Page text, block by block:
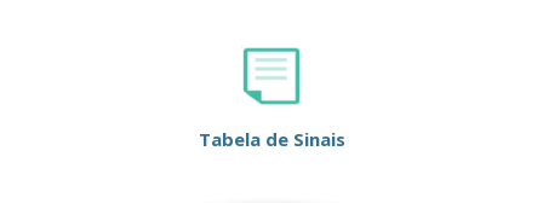
Tabela de Sinais